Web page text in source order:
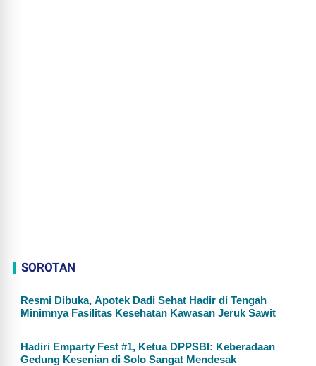
SOROTAN
Resmi Dibuka, Apotek Dadi Sehat Hadir di Tengah
Minimnya Fasilitas Kesehatan Kawasan Jeruk Sawit
Hadiri Emparty Fest #1, Ketua DPPSBI: Keberadaan
Gedung Kesenian di Solo Sangat Mendesak